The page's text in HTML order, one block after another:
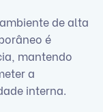
de alta
é
mantendo
a
interna.